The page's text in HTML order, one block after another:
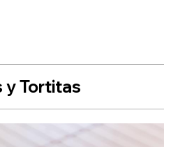
y Tortitas